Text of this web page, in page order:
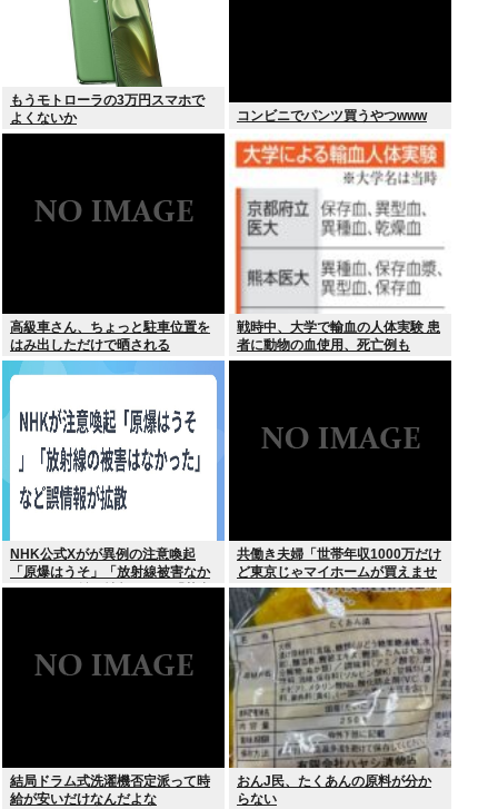
もうモトローラの3万円スマホで
よくないか
コンビニでパンツ買うやつwww
高級車さん、ちょっと駐車位置を
はみ出しただけで晒される
wwwWwwWWw
戦時中、大学で輸血の人体実験 患
者に動物の血使用、死亡例も
NHK公式Xがが異例の注意喚起
「原爆はうそ」「放射線被害なか
った」SNS拡散情報めぐり「荒唐
共働き夫婦「世帯年収1000万だけ
ど東京じゃマイホームが買えませ
ん 」
結局ドラム式洗濯機否定派って時
給が安いだけなんだよな
おんJ民、たくあんの原料が分か
らない